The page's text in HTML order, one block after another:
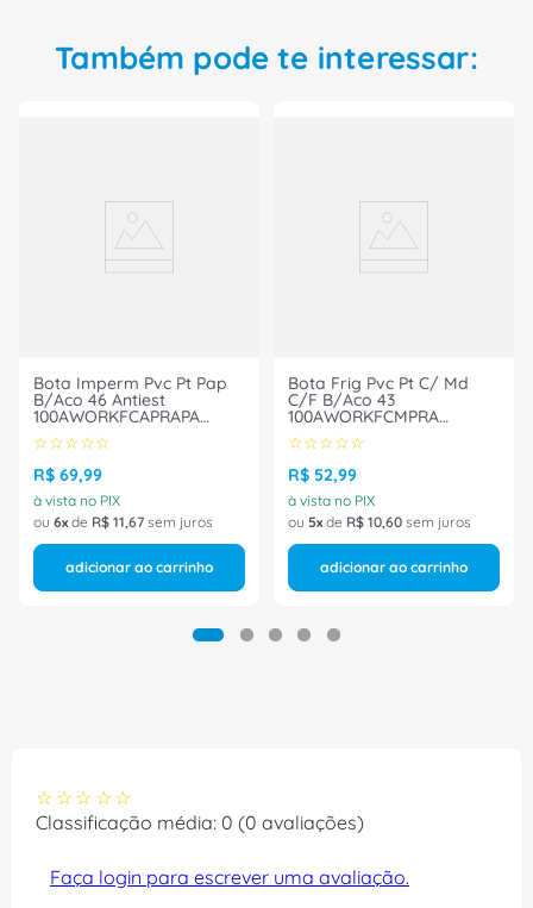
Também pode te interessar:
Bota Imperm Pvc Pt Pap
B/Aco 46 Antiest
100AWORKFCAPRAPA
Marluvas
☆☆☆☆☆
R$ 69,99
à vista no PIX
ou 6 de R$ 11,67 sem juros
adicionar ao carrinho
Bota Frig Pvc Pt C/ Md
C/F B/Aco 43
100AWORKFCMPRA
Marluvas
☆☆☆☆☆
R$ 52,99
à vista no PIX
ou 5 de R$ 10,60 sem juros
adicionar ao carrinho
☆ ☆ ☆ ☆ ☆
Classificação média: 0 (0 avaliações)
Faça login para escrever uma avaliação.